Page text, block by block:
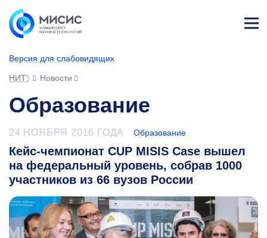
Версия для слабовидящих
НИТУ МИСИС
Новости
Образование
24 НОЯБРЯ 2016 ГОДА Образование
Кейс-чемпионат CUP MISIS Case вышел
на федеральный уровень, собрав 1000
участников из 66 вузов России